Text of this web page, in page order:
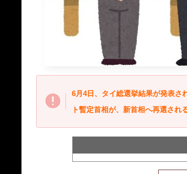
6月4日、タイ総選挙結果が発表さ
ト暫定首相が、新首相へ再選され